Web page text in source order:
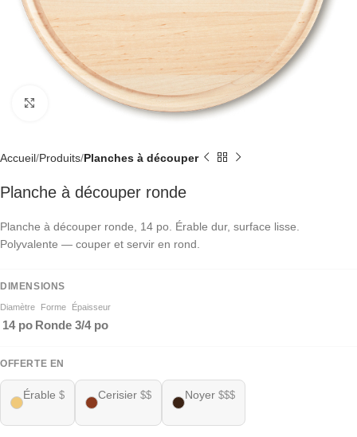
Click to enlarge
Accueil Produits Planches à découper
Planche à découper ronde
Planche à découper ronde, 14 po. Érable dur, surface lisse.
Polyvalente — couper et servir en rond.
DIMENSIONS
Diamètre
14 po
Forme
Ronde
Épaisseur
3/4 po
OFFERTE EN
Érable $ Cerisier $$ Noyer $$$